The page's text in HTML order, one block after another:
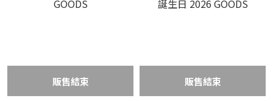
販售結束 販售結束